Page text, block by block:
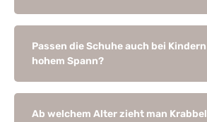
Passen die Schuhe auch bei
hohem Spann?
Ab welchem Alter zieht man